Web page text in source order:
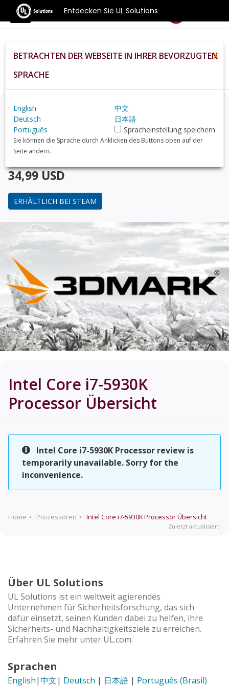
Entdecken Sie UL Solutions
Benchmarks
Home De Hardware
Cpu
Intel+Core+i7 5930K+Processor
Denken Sie über ein Upgrade nach?
Finden Sie mit 3DMark, dem Benchmark für Gamer,
heraus, wie Ihr PC im Vergleich mit demIntel Core i7-
5930K Processor
34,99 USD
ERHÄLTLICH BEI STEAM
Intel Core i7-5930K
Processor Übersicht
Intel Core i7-5930K Processor review is
temporarily unavailable. Sorry for the
inconvenience.
Home > Prozessoren > Intel Core i7-5930K ProcessorÜbersicht
Zuletzt aktualisiert:
Über UL Solutions
UL Solutions ist ein weltweit agierendes
Unternehmen für Sicherheitsforschung, das sich
dafür einsetzt, seinen Kunden dabei zu helfen, ihre
Sicherheits- und Nachhaltigkeitsziele zu erreichen.
Erfahren Sie mehr unter UL.com.
Sprachen
English|中文| Deutsch | 日本語 | Português (Brasil)
BETRACHTEN DER WEBSEITE IN IHRER BEVORZUGTEN
SPRACHE
X
English
中文
Deutsch
日本語
Português
Spracheinstellung speichern
Sie können die Sprache durch Anklicken des Buttons oben auf der
Seite ändern.